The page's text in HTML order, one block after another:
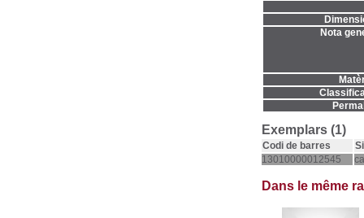
Nota
Exemplars (1)
Codi de barres
13010000012545
Dans le même